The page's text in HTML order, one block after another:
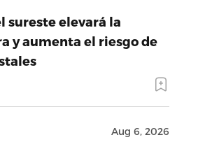
sureste elevará la
y aumenta el riesgo de
Aug 6, 2026